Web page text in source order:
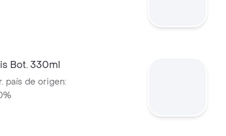
Bot. 330ml
país de origen: